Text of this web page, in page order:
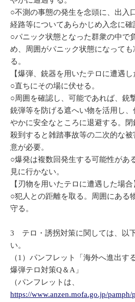
○不測の事態の発生を念頭に、出入
経路等についてあらかじめ入念に確
○パニック状態となった群衆の中で
め、周囲がパニック状態になって
る。
【爆弾、銃器を用いたテロに遭遇し
○直ちにその場に伏せる。
○周囲を確認し、可能であれば、銃
銃弾等を防げる遮へい物を活用し
やかに安全なところに退避する。
殺到すると雑踏事故等の二次的な
意が必要。
○爆発は複数回発生する可能性があ
見に行かない。
【刃物を用いたテロに遭遇した場合
○犯人との距離を取る。周囲にある
守る。
3 テロ・誘拐対策に関しては、以
い。
（1）パンフレット「海外へ進出す
爆弾テロ対策Q＆A」
（パンフレットは、
https://www.anzen.mofa.go.jp/pamph/